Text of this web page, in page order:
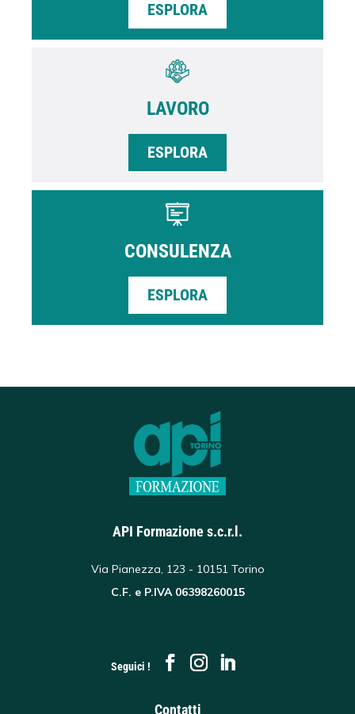
ESPLORA
LAVORO
ESPLORA
CONSULENZA
ESPLORA
API Formazione s.c.r.l.
Via Pianezza, 123 - 10151 Torino
C.F. e P.IVA 06398260015
Seguici !
Contatti